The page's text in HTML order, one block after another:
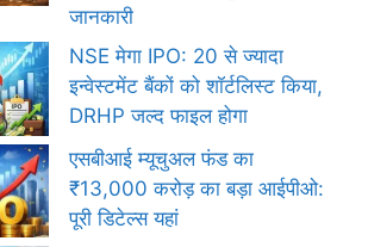
जानकारी
NSE मेगा IPO: 20 से ज्यादा
इन्वेस्टमेंट बैंकों को शॉर्टलिस्ट किया,
DRHP जल्द फाइल होगा
एसबीआई म्यूचुअल फंड का
₹13,000 करोड़ का बड़ा आईपीओ:
पूरी डिटेल्स यहां